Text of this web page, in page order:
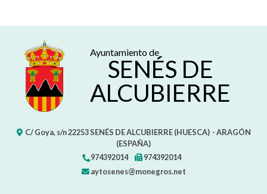
Ayuntamiento de
SENÉS DE
ALCUBIERRE
C/ Goya, s/n22253SENÉS DE ALCUBIERRE (HUESCA) - ARAGÓN
(ESPAÑA)
974392014
974392014
aytosenes@monegros.net